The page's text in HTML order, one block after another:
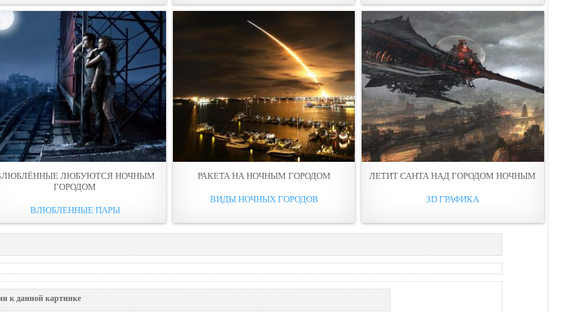
ЛЮБУЮТСЯ НОЧНЫМ
ГОРОДОМ
ВЛЮБЛЕННЫЕ ПАРЫ
РАКЕТА НА НОЧНЫМ ГОРОДОМ
ВИДЫ НОЧНЫХ ГОРОДОВ
ЛЕТИТ САНТА НAД ГОРОДОМ НОЧНЫМ
3D ГРАФИКА
к данной картинке